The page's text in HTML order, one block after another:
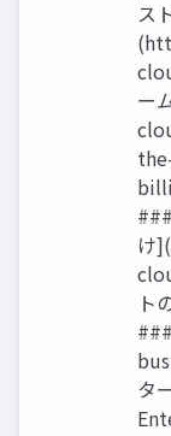
ス
ー
け
ト
タ